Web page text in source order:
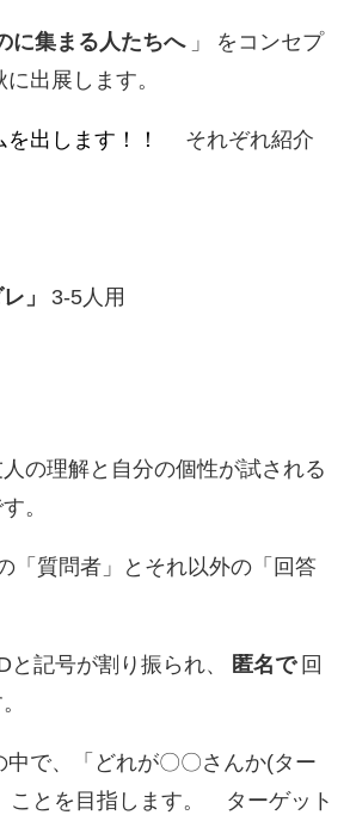
に集まる人たちへ 」
をコンセプ
出展します。
出します！！
それぞれ紹介
」 3-5人用
の理解と自分の個性が試される
。
「質問者」とそれ以外の「回答
記号が割り振られ、 匿名で 回
中で、「どれが〇〇さんか(ター
ことを目指します。 ターゲット